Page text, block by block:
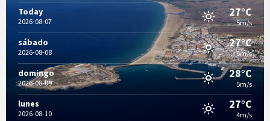
Today
2026-08-07
27°C
5m/s
sábado
2026-08-08
27°C
5m/s
domingo
2026-08-09
28°C
5m/s
lunes
2026-08-10
27°C
4m/s